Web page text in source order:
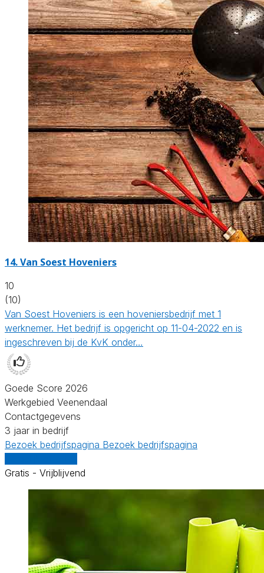
14.Van Soest Hoveniers
10
(10)
Van Soest Hoveniers is een hoveniersbedrijf met 1
werknemer. Het bedrijf is opgericht op 11-04-2022 en is
ingeschreven bij de KvK onder…
Goede Score 2026
Werkgebied Veenendaal
Contactgegevens
3 jaar in bedrijf
Bezoek bedrijfspagina Bezoek bedrijfspagina
Gratis - Vrijblijvend